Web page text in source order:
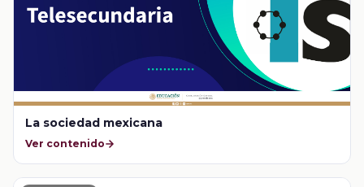
La sociedad mexicana
Ver contenido